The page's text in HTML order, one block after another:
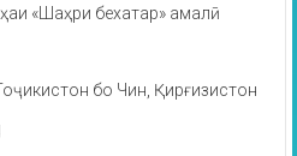
«Шаҳри бехатар» амалӣ
бо Чин, Қирғизистон